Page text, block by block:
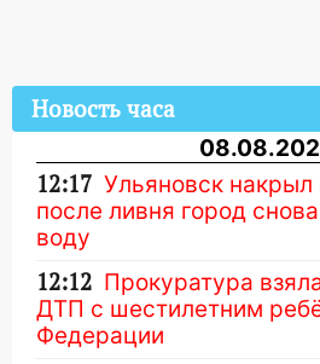
Новость часа
12:17 Ульяновск
после ливня город
воду
12:12 Прокуратура
ДТП с шестилетним
Федерации